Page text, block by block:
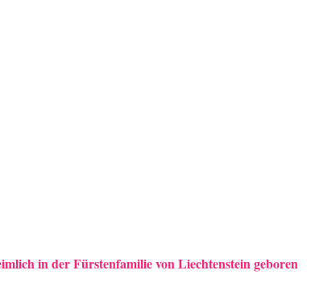
in der Fürstenfamilie von Liechtenstein geboren